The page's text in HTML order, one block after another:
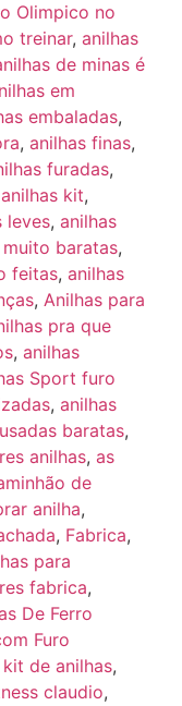
Olimpico no
treinar, anilhas
de minas é
em
embaladas,
, anilhas finas,
furadas,
anilhas kit,
leves, anilhas
muito baratas,
feitas, anilhas
, Anilhas para
pra que
, anilhas
Sport furo
, anilhas
baratas,
anilhas, as
de
anilha,
, Fabrica,
para
fabrica,
De Ferro
Furo
kit de anilhas,
claudio,